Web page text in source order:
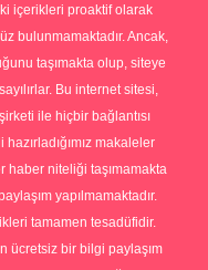
içerikleri proaktif olarak
bulunmamaktadır. Ancak,
taşımakta olup, siteye
Bu internet sitesi,
ile hiçbir bağlantısı
makaleler
haber niteliği taşımamakta
yapılmamaktadır.
tamamen tesadüfidir.
ücretsiz bir bilgi paylaşım